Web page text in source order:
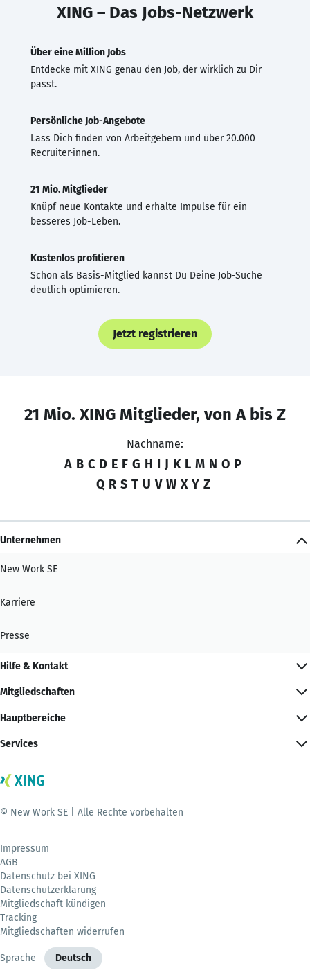
XING – Das Jobs-Netzwerk
Über eine Million Jobs
Entdecke mit XING genau den Job, der wirklich zu Dir
passt.
Persönliche Job-Angebote
Lass Dich finden von Arbeitgebern und über 20.000
Recruiter·innen.
21 Mio. Mitglieder
Knüpf neue Kontakte und erhalte Impulse für ein
besseres Job-Leben.
Kostenlos profitieren
Schon als Basis-Mitglied kannst Du Deine Job-Suche
deutlich optimieren.
Jetzt registrieren
21 Mio. XING Mitglieder, von A bis Z
Nachname:
A B C D E F G H I J K L M N O P
Q R S T U V W X Y Z
Unternehmen
New Work SE
Karriere
Presse
Hilfe & Kontakt
Mitgliedschaften
Hauptbereiche
Services
© New Work SE | Alle Rechte vorbehalten
Impressum
AGB
Datenschutz bei XING
Datenschutzerklärung
Mitgliedschaft kündigen
Tracking
Mitgliedschaften widerrufen
Sprache Deutsch